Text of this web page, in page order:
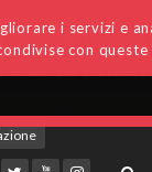
i servizi e
con